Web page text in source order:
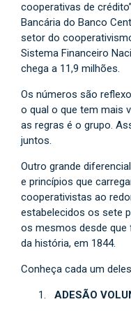
cooperativas de
Bancária do Banco
setor do
Sistema Financeiro
chega a 11,9 milhões.
Os números são
o qual o que tem mais
as regras é o grupo.
juntos.
Outro grande
e princípios que
cooperativistas ao
estabelecidos os sete
os mesmos desde que
da história, em 1844.
Conheça cada um
ADESÃO